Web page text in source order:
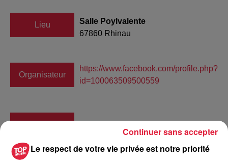
Lieu
Salle Poylvalente
67860 Rhinau
Organisateur
https://www.facebook.com/profile.php?
id=100063509500559
Le respect de votre vie privée est notre priorité
Continuer sans accepter